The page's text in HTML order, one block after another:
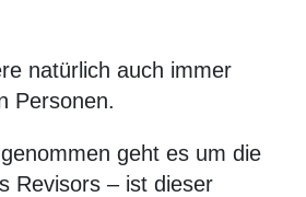
natürlich auch immer
Personen.
geht es um die
Revisors – ist dieser